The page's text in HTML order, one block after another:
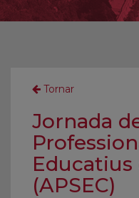
Ofrenes
Tornar
Jornada
Educatius
(APSEC)